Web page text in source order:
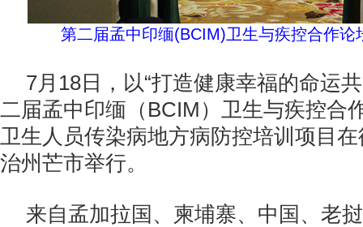
第二届孟中印缅(BCIM)卫生与疾控合作论
7月18日，以“打造健康幸福的命运
二届孟中印缅（BCIM）卫生与疾控合
卫生人员传染病地方病防控培训项目
治州芒市举行。
来自孟加拉国、柬埔寨、中国、老